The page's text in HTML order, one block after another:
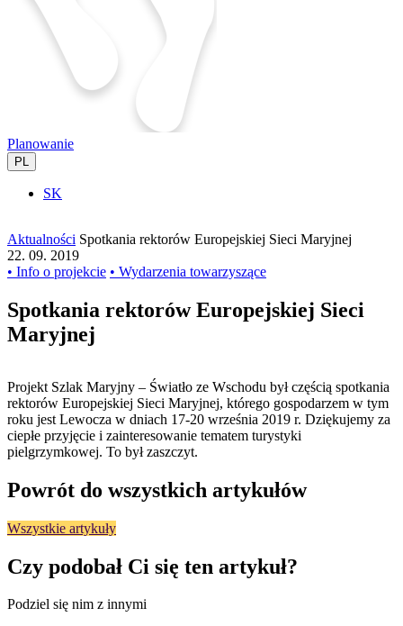
Planowanie
PL
SK
Aktualności Spotkania rektorów Europejskiej Sieci Maryjnej
22. 09. 2019
• Info o projekcie • Wydarzenia towarzyszące
Spotkania rektorów Europejskiej Sieci
Maryjnej
Projekt Szlak Maryjny – Światło ze Wschodu był częścią spotkania
rektorów Europejskiej Sieci Maryjnej, którego gospodarzem w tym
roku jest Lewocza w dniach 17-20 września 2019 r. Dziękujemy za
ciepłe przyjęcie i zainteresowanie tematem turystyki
pielgrzymkowej. To był zaszczyt.
Powrót do wszystkich artykułów
Wszystkie artykuły
Czy podobał Ci się ten artykuł?
Podziel się nim z innymi